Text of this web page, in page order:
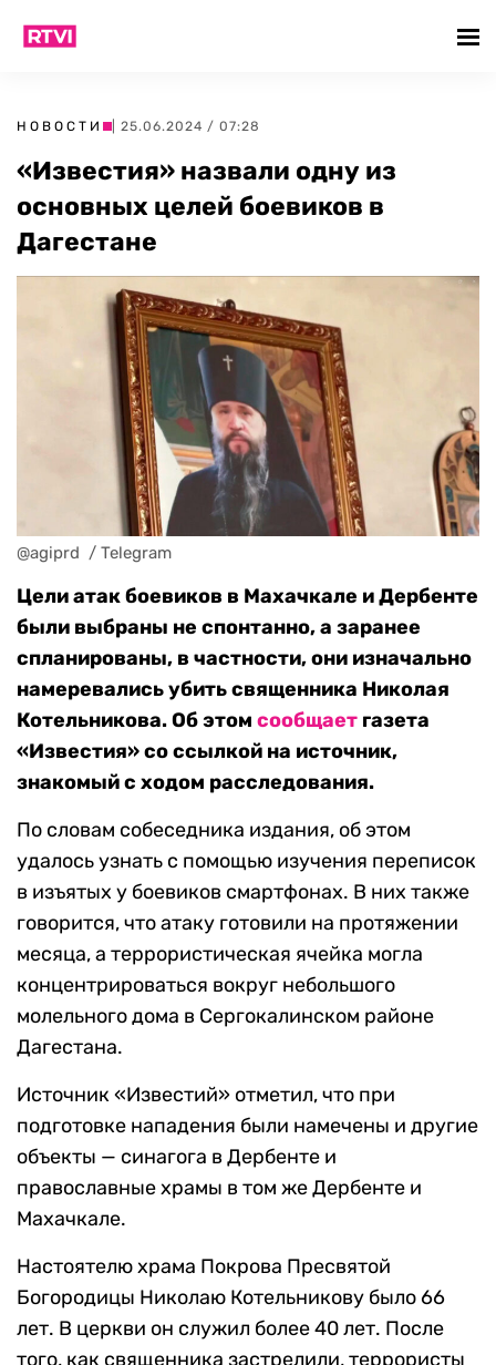
НОВОСТИ | 25.06.2024 / 07:28
«Известия» назвали одну из
основных целей боевиков в
Дагестане
@agiprd  / Telegram
Цели атак боевиков в Махачкале и Дербенте
были выбраны не спонтанно, а заранее
спланированы, в частности, они изначально
намеревались убить священника Николая
Котельникова. Об этом сообщает газета
«Известия» со ссылкой на источник,
знакомый с ходом расследования.
По словам собеседника издания, об этом
удалось узнать с помощью изучения переписок
в изъятых у боевиков смартфонах. В них также
говорится, что атаку готовили на протяжении
месяца, а террористическая ячейка могла
концентрироваться вокруг небольшого
молельного дома в Сергокалинском районе
Дагестана.
Источник «Известий» отметил, что при
подготовке нападения были намечены и другие
объекты — синагога в Дербенте и
православные храмы в том же Дербенте и
Махачкале.
Настоятелю храма Покрова Пресвятой
Богородицы Николаю Котельникову было 66
лет. В церкви он служил более 40 лет. После
того, как священника застрелили, террористы